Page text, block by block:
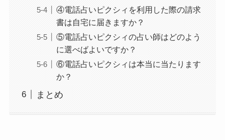
④電話占いピクシィを利用した際の請求
書は自宅に届きますか？
⑤電話占いピクシィの占い師はどのよう
に選べばよいですか？
⑥電話占いピクシィは本当に当たります
か？
まとめ